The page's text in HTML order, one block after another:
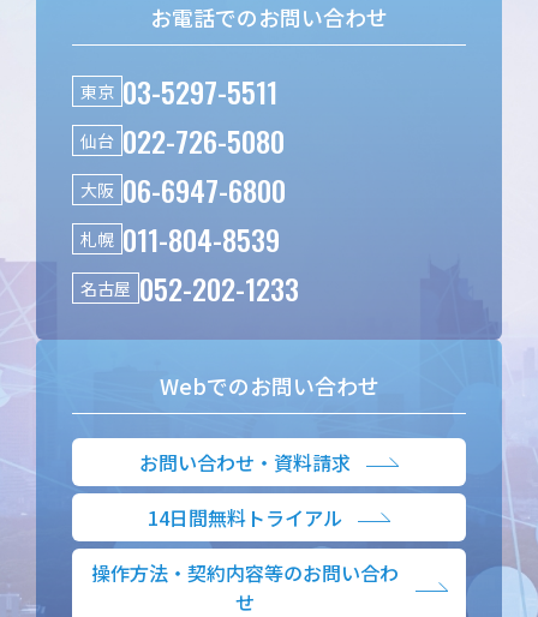
お電話でのお問い合わせ
東京 03-5297-5511
仙台 022-726-5080
大阪 06-6947-6800
札幌 011-804-8539
名古屋 052-202-1233
Webでのお問い合わせ
お問い合わせ・資料請求
14日間無料トライアル
操作方法・契約内容等のお問い合わ
せ